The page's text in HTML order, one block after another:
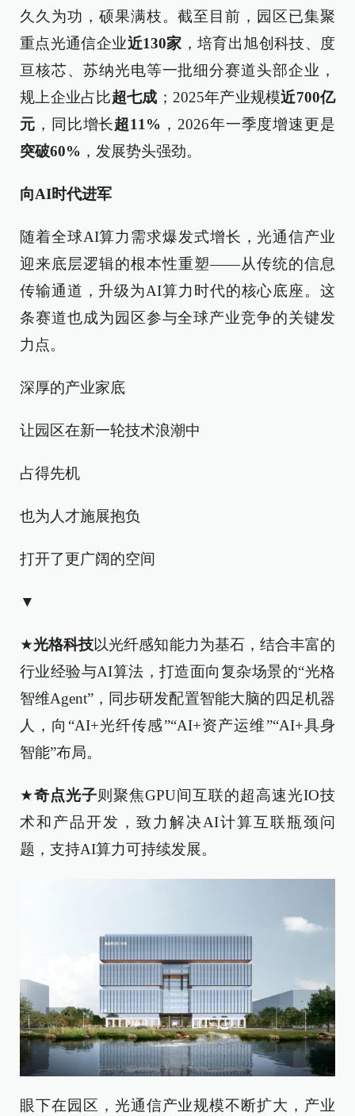
久久为功，硕果满枝。截至目前，园区已集聚
重点光通信企业近130家 ，培育出旭创科技、度
亘核芯、苏纳光电等一批细分赛道头部企业，
规上企业占比超七成 ；2025年产业规模近700亿
元 ，同比增长超11% ，2026年一季度增速更是
突破60% ，发展势头强劲。
向AI时代进军
随着全球AI算力需求爆发式增长，光通信产业
迎来底层逻辑的根本性重塑——从传统的信息
传输通道，升级为AI算力时代的核心底座。这
条赛道也成为园区参与全球产业竞争的关键发
力点。
深厚的产业家底
让园区在新一轮技术浪潮中
占得先机
也为人才施展抱负
打开了更广阔的空间
▼
★光格科技以光纤感知能力为基石，结合丰富的
行业经验与AI算法，打造面向复杂场景的“光格
智维Agent”，同步研发配置智能大脑的四足机器
人，向“AI+光纤传感”“AI+资产运维”“AI+具身
智能”布局。
★奇点光子则聚焦GPU间互联的超高速光IO技
术和产品开发，致力解决AI计算互联瓶颈问
题，支持AI算力可持续发展。
眼下在园区，光通信产业规模不断扩大，产业